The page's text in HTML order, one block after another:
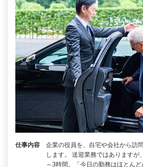
仕事内容
企業の役員を、自宅や会社から訪
します。 送迎業務ではありますが
～3時間。「今日の勤務はほとん